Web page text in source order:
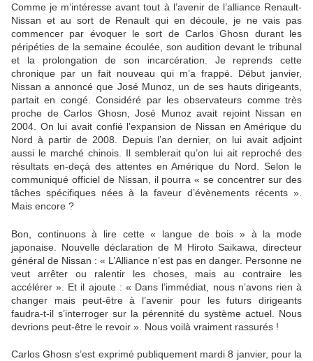
Comme je m’intéresse avant tout à l’avenir de l’alliance Renault-
Nissan et au sort de Renault qui en découle, je ne vais pas
commencer par évoquer le sort de Carlos Ghosn durant les
péripéties de la semaine écoulée, son audition devant le tribunal
et la prolongation de son incarcération. Je reprends cette
chronique par un fait nouveau qui m’a frappé. Début janvier,
Nissan a annoncé que José Munoz, un de ses hauts dirigeants,
partait en congé. Considéré par les observateurs comme très
proche de Carlos Ghosn, José Munoz avait rejoint Nissan en
2004. On lui avait confié l’expansion de Nissan en Amérique du
Nord à partir de 2008. Depuis l’an dernier, on lui avait adjoint
aussi le marché chinois. Il semblerait qu’on lui ait reproché des
résultats en-deçà des attentes en Amérique du Nord. Selon le
communiqué officiel de Nissan, il pourra « se concentrer sur des
tâches spécifiques nées à la faveur d’évènements récents ».
Mais encore ?
Bon, continuons à lire cette « langue de bois » à la mode
japonaise. Nouvelle déclaration de M Hiroto Saikawa, directeur
général de Nissan : « L’Alliance n’est pas en danger. Personne ne
veut arrêter ou ralentir les choses, mais au contraire les
accélérer ». Et il ajoute : « Dans l’immédiat, nous n’avons rien à
changer mais peut-être à l’avenir pour les futurs dirigeants
faudra-t-il s’interroger sur la pérennité du système actuel. Nous
devrions peut-être le revoir ». Nous voilà vraiment rassurés !
Carlos Ghosn s’est exprimé publiquement mardi 8 janvier, pour la